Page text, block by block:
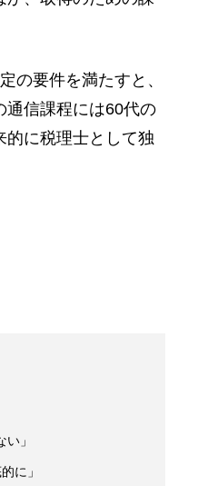
の要件を満たすと、
通信課程には60代の
的に税理士として独
」
に」